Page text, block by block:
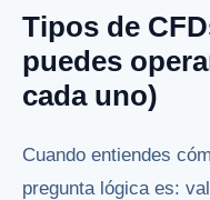
Tipos de
puedes
cada uno)
Cuando entiendes
pregunta lógica es: